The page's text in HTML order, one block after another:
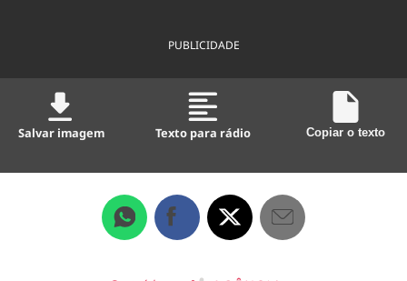
PUBLICIDADE
Salvar imagem Texto para rádio Copiar o texto